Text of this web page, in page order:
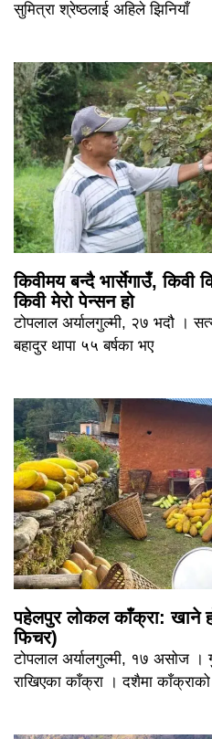
सुमित्रा श्रेष्ठलाई अहिले झिनियाँ
किवीमय बन्दै भार्सेगाउँ, किवी
किवी मेरो पेन्सन हो
टोपलाल अर्यालगुल्मी, २७ भदौ ।
बहादुर थापा ५५ बर्षका भए
पहेलपुर लोकल काँक्रा: खाने
फिचर)
टोपलाल अर्यालगुल्मी, १७ असोज ।
राखिएका काँक्रा । दशैमा काँक्राको